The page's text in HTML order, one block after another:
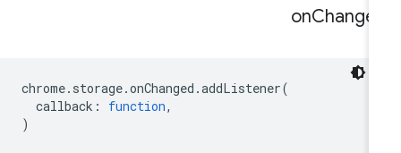
on
chrome.storage.onChanged.addListener
callback: function